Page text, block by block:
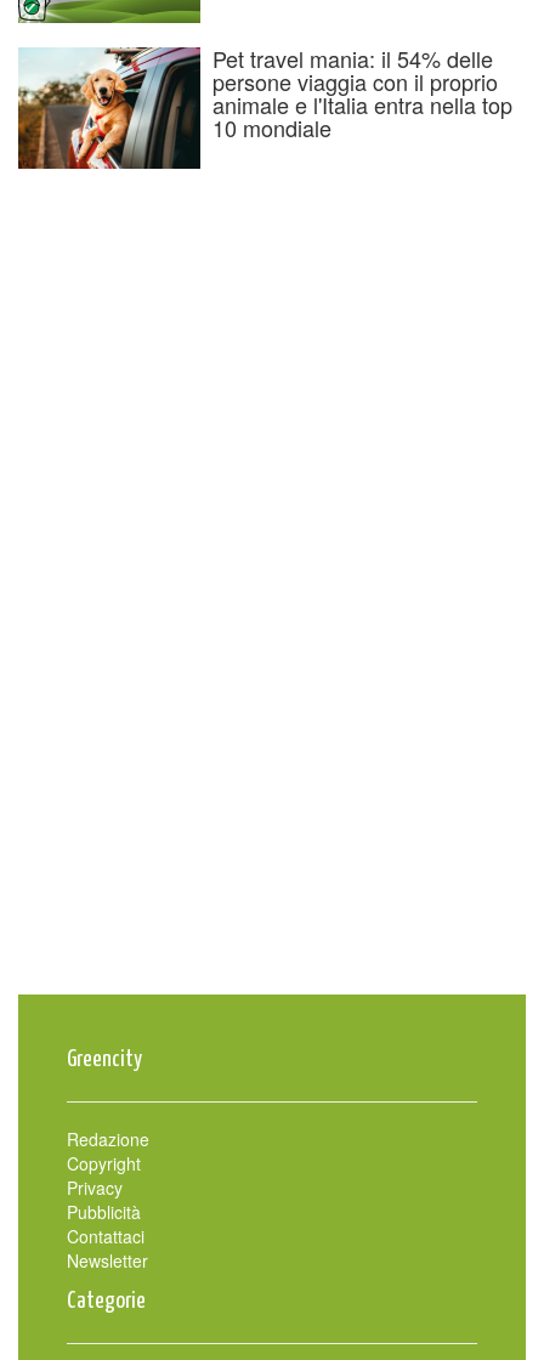
Pet travel mania: il 54% delle
persone viaggia con il proprio
animale e l'Italia entra nella top
10 mondiale
Greencity
Redazione
Copyright
Privacy
Pubblicità
Contattaci
Newsletter
Categorie